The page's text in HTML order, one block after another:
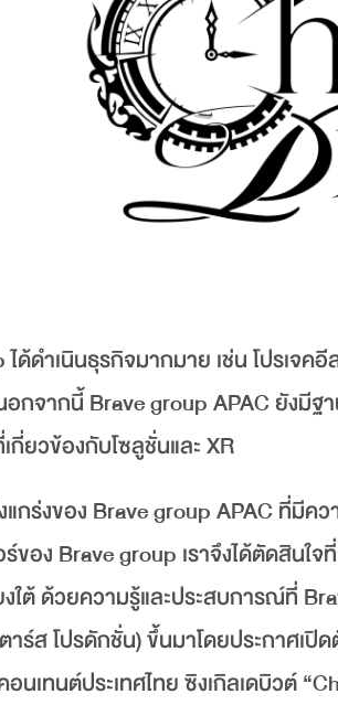
ด้ดำเนินธุรกิจมากมาย เช่น โปรเจ
กจากนี้ Brave group APAC ยังมีฐ
กี่ยวข้องกับโซลูชั่นและ XR
กร่งของ Brave group APAC ที่มีค
ของ Brave group เราจึงได้ตัดสินใ
ใต้ ด้วยความรู้และประสบการณ์ที่
าร์ส โปรดักชั่น) ขึ้นมาโดยประกาศเ
นเทนต์ประเทศไทย ซิงเกิลเดบิวต์